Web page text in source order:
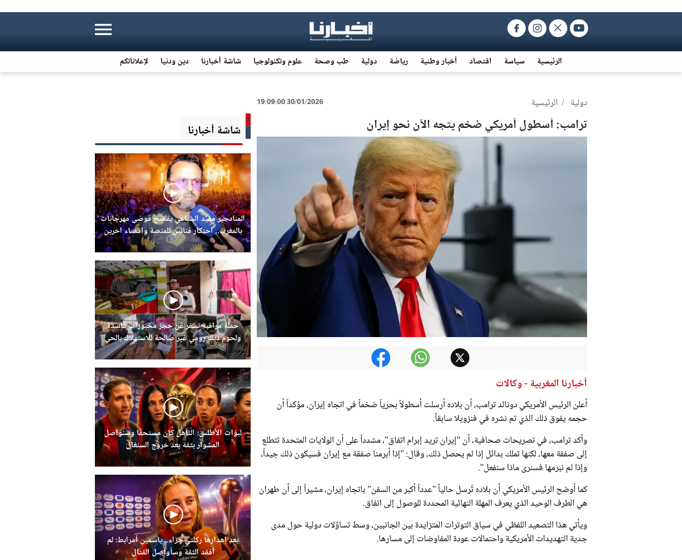
الرئيسية سياسة اقتصاد أخبار وطنية رياضة دولية طب وصحة علوم وتكنولوجيا شاشة أخبارنا دين ودنيا لإعلاناتكم
شاشة أخبارنا
المنادجير مفيد السباعي يفضح فوضى مهرجانات
بالمغرب.. احتكار فنانين للمنصة واقصاء اخرين
حملة مراقبة تسفر عن حجز مخبوزات فاسدة
ولحوم ديك رومي غير صالحة للاستهلاك بالحي
الحسني
لبؤات الأطلس: التأهل كان مستحقًا وسنواصل
المشوار بثقة بعد خروج السنغال
بعد إهدارها ركلتي جزاء.. ياسمين أمرابط: لم
أفقد الثقة وسأواصل القتال
30/01/2026 19:09:00 دولية / الرئيسية
ترامب: أسطول أمريكي ضخم يتجه الآن نحو إيران
أخبارنا المغربية - وكالات
أعلن الرئيس الأمريكي دونالد ترامب، أن بلاده أرسلت أسطولاً بحرياً ضخماً في اتجاه إيران، مؤكداً أن
حجمه يفوق ذلك الذي تم نشره في فنزويلا سابقاً.
وأكد ترامب، في تصريحات صحافية، أن "إيران تريد إبرام اتفاق"، مشدداً على أن الولايات المتحدة تتطلع
إلى صفقة معها، لكنها تملك بدائل إذا لم يحصل ذلك، وقال: "إذا أبرمنا صفقة مع إيران فسيكون ذلك جيداً،
وإذا لم نبرمها فسنرى ماذا سنفعل".
كما أوضح الرئيس الأمريكي أن بلاده تُرسل حالياً "عدداً أكبر من السفن" باتجاه إيران، مشيراً إلى أن طهران
هي الطرف الوحيد الذي يعرف المهلة النهائية المحددة للوصول إلى اتفاق.
ويأتي هذا التصعيد اللفظي في سياق التوترات المتزايدة بين الجانبين، وسط تساؤلات دولية حول مدى
جدية التهديدات الأمريكية واحتمالات عودة المفاوضات إلى مسارها.